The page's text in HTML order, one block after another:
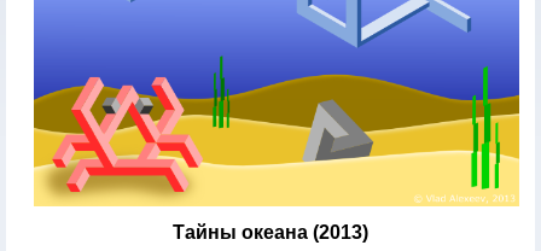
Тайны океана (2013)